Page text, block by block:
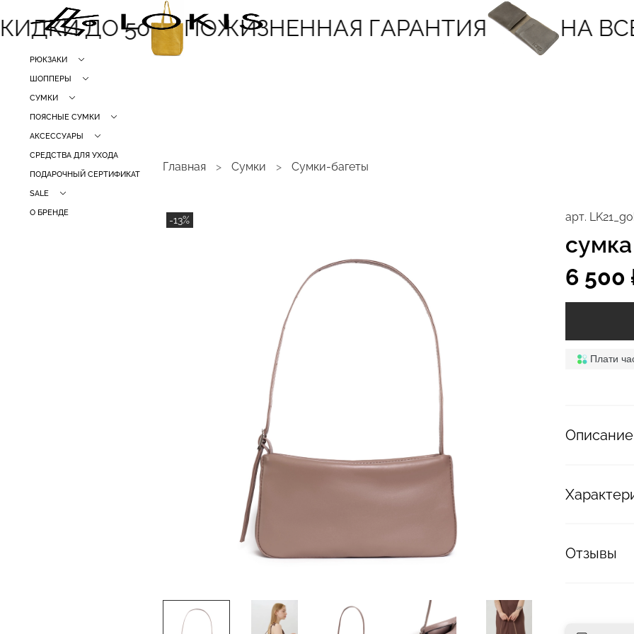
ДО 50 ПОЖИЗНЕННАЯ ГАРАНТИЯ НА
РЮКЗАКИ
ШОППЕРЫ
СУМКИ
ПОЯСНЫЕ СУМКИ
АКСЕССУАРЫ
СРЕДСТВА ДЛЯ УХОДА
ПОДАРОЧНЫЙ СЕРТИФИКАТ
SALE
О БРЕНДЕ
Главная Сумки Сумки-багеты
-13% арт.
6 500
Плати
Описание
Отзывы